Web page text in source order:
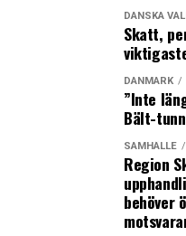
DANSKA
Skatt,
DANMARK
”Inte
Bält-
SAMHÄLLE
Region
behöver